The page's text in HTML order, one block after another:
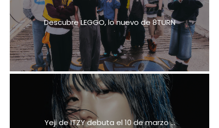
Descubre LEGGO, lo nuevo de 8TURN
Yeji de ITZY debuta el 10 de marzo ...